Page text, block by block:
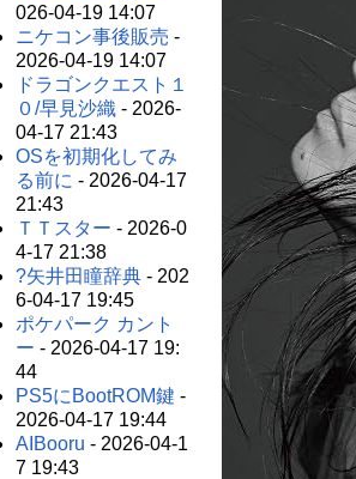
026-04-19 14:07
ニケコン事後販売 -
2026-04-19 14:07
ドラゴンクエスト１
０/早見沙織 - 2026-
04-17 21:43
OSを初期化してみ
る前に - 2026-04-17
21:43
ＴＴスター - 2026-0
4-17 21:38
?矢井田瞳辞典 - 202
6-04-17 19:45
ポケパーク カント
ー - 2026-04-17 19:
44
PS5にBootROM鍵 -
2026-04-17 19:44
AIBooru - 2026-04-1
7 19:43